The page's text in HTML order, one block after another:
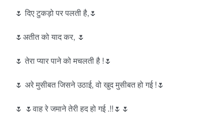
🌷 दिए टुकड़ो पर पलती है,🌷
🌷अतीत को याद कर, 🌷
🌷 तेरा प्यार पाने को मचलती है !🌷
🌷 अरे मुसीबत जिसने उठाई, वो खुद मुसीबत हो गई !🌷
🌷 🌷वाह रे जमाने तेरी हद हो गई .!!🌷🌷